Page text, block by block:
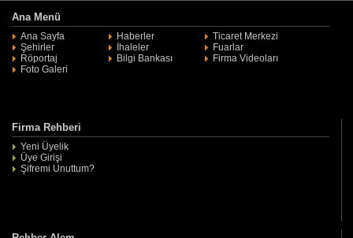
Ana Menü
Ana Sayfa Haberler
Ticaret Merkezi
Şehirler
İhaleler
Fuarlar
Röportaj
Bilgi Bankası
Firma Videoları
Foto Galeri
Firma Rehberi
Yeni Üyelik
Üye Girişi
Şifremi Unuttum?